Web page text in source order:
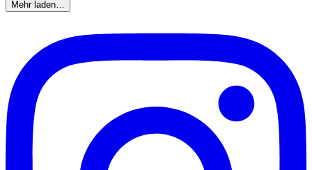
Mehr laden…